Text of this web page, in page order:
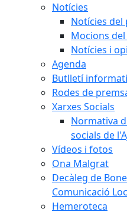
Notícies
Notícies del
Mocions del
Notícies i
Agenda
Butlletí
Rodes de
Xarxes Socials
Normativa
socials de
Vídeos i fotos
Ona Malgrat
Decàleg de
Comunicació
Hemeroteca